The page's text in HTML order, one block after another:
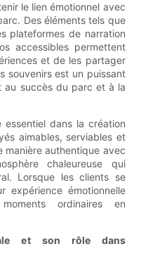
le lien émotionnel avec
Des éléments tels que
plateformes de narration
accessibles permettent
et de les partager
souvenirs est un puissant
au succès du parc et à la
dans la création
aimables, serviables et
manière authentique avec
chaleureuse qui
Lorsque les clients se
expérience émotionnelle
ordinaires en
et son rôle dans